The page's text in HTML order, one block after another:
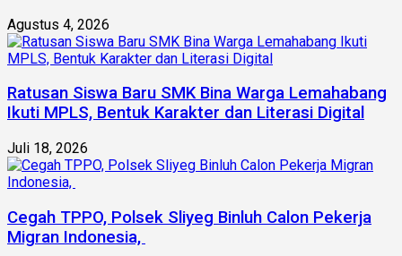
Agustus 4, 2026
Ratusan Siswa Baru SMK Bina Warga Lemahabang
Ikuti MPLS, Bentuk Karakter dan Literasi Digital
Juli 18, 2026
Cegah TPPO, Polsek Sliyeg Binluh Calon Pekerja
Migran Indonesia,